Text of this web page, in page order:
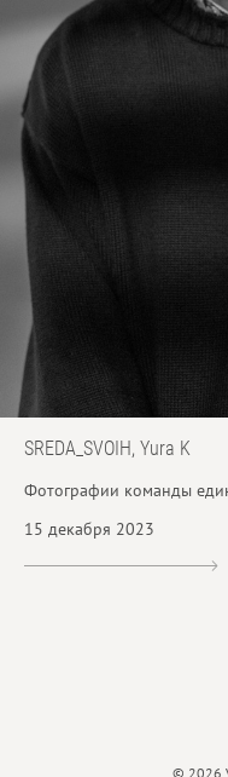
SREDA_SVOIH, Yura K
Фотографии команды
15 декабря 2023
© 2026